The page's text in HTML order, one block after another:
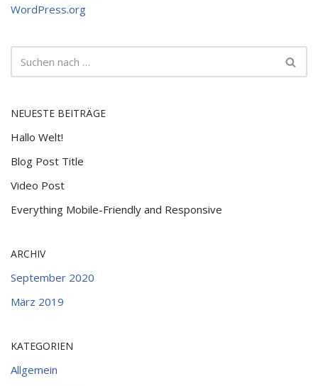
WordPress.org
NEUESTE BEITRÄGE
Hallo Welt!
Blog Post Title
Video Post
Everything Mobile-Friendly and Responsive
ARCHIV
September 2020
März 2019
KATEGORIEN
Allgemein